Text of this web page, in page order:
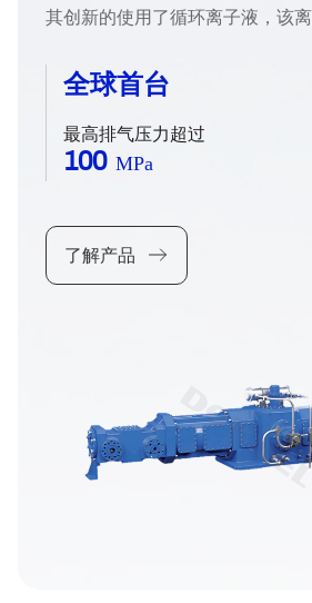
其创新的使用了循环离子液，该
配合密封组件实现压缩腔 100%
排量能够满足制氢端单槽产量增
加注压力不断提高的需求，有效
化发展。
全球首台
最高排气压力超过
100 MPa
了解产品